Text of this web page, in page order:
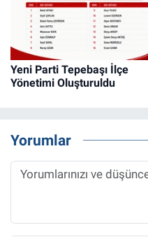
Yeni Parti Tepebaşı İlçe
Yönetimi Oluşturuldu
Yorumlar